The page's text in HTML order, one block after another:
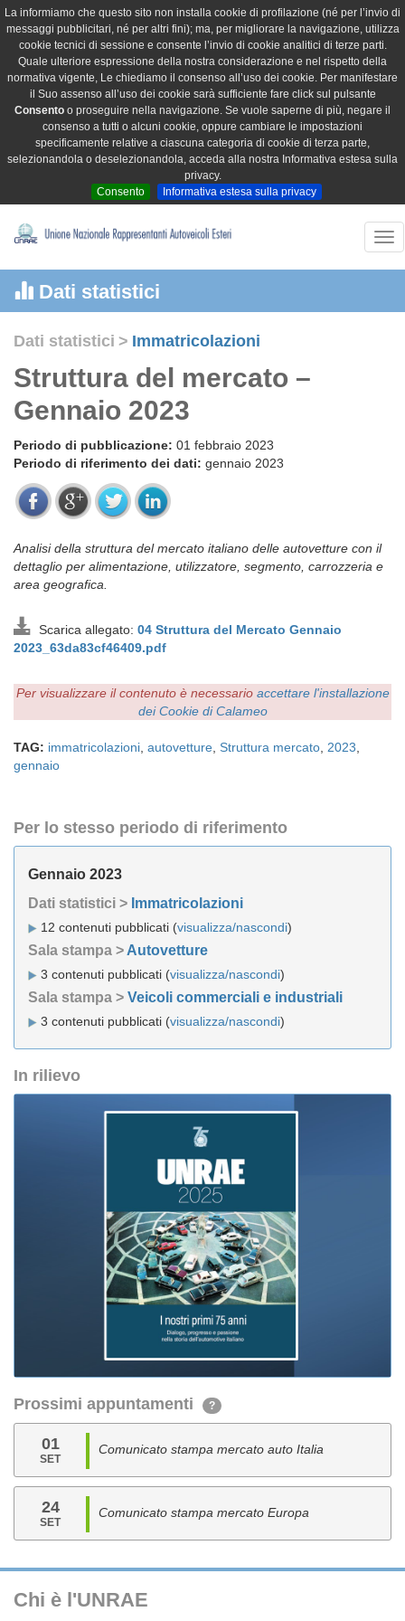
La informiamo che questo sito non installa cookie di profilazione (né per l’invio di
messaggi pubblicitari, né per altri fini); ma, per migliorare la navigazione, utilizza
cookie tecnici di sessione e consente l’invio di cookie analitici di terze parti.
Quale ulteriore espressione della nostra considerazione e nel rispetto della
normativa vigente, Le chiediamo il consenso all’uso dei cookie. Per manifestare
il Suo assenso all’uso dei cookie sarà sufficiente fare click sul pulsante
Consento o proseguire nella navigazione. Se vuole saperne di più, negare il
consenso a tutti o alcuni cookie, oppure cambiare le impostazioni
specificamente relative a ciascuna categoria di cookie di terza parte,
selezionandola o deselezionandola, acceda alla nostra Informativa estesa sulla
privacy.
Consento
Informativa estesa sulla privacy
Dati statistici
Dati statistici > Immatricolazioni
Struttura del mercato –
Gennaio 2023
Periodo di pubblicazione: 01 febbraio 2023
Periodo di riferimento dei dati: gennaio 2023
Analisi della struttura del mercato italiano delle autovetture con il
dettaglio per alimentazione, utilizzatore, segmento, carrozzeria e
area geografica.
Scarica allegato: 04 Struttura del Mercato Gennaio
2023_63da83cf46409.pdf
Per visualizzare il contenuto è necessario accettare l'installazione
dei Cookie di Calameo
TAG: immatricolazioni autovetture Struttura mercato 2023
gennaio
Per lo stesso periodo di riferimento
Gennaio 2023
Dati statistici > Immatricolazioni
12 contenuti pubblicati (visualizza/nascondi)
Sala stampa > Autovetture
3 contenuti pubblicati (visualizza/nascondi)
Sala stampa > Veicoli commerciali e industriali
3 contenuti pubblicati (visualizza/nascondi)
In rilievo
Prossimi appuntamenti ?
01
SET
Comunicato stampa mercato auto Italia
24
SET
Comunicato stampa mercato Europa
Chi è l'UNRAE